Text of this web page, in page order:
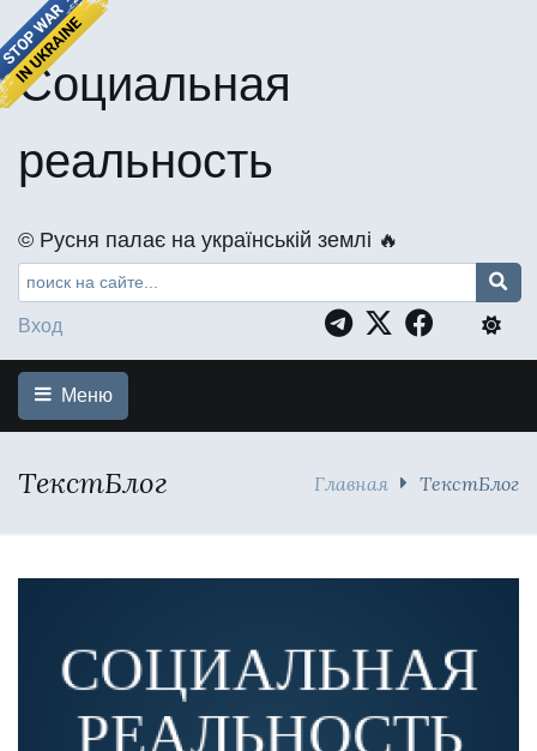
Социальная
реальность
©️ Русня палає на українській землі 🔥
Вход
Меню
ТекстБлог Главная ТекстБлог